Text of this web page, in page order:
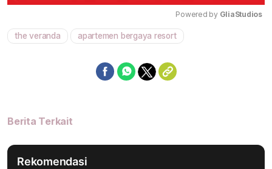
Powered by GliaStudios
the veranda apartemen bergaya resort
Berita Terkait
Rekomendasi